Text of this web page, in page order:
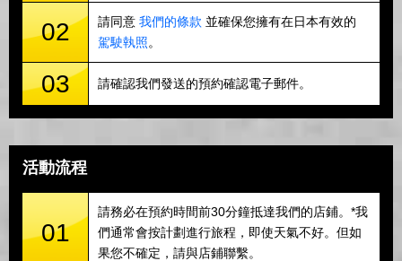
02 請同意 我們的條款 並確保您擁有在日本有效的
駕駛執照。
03 請確認我們發送的預約確認電子郵件。
活動流程
01
請務必在預約時間前30分鐘抵達我們的店鋪。*我
們通常會按計劃進行旅程，即使天氣不好。但如
果您不確定，請與店鋪聯繫。